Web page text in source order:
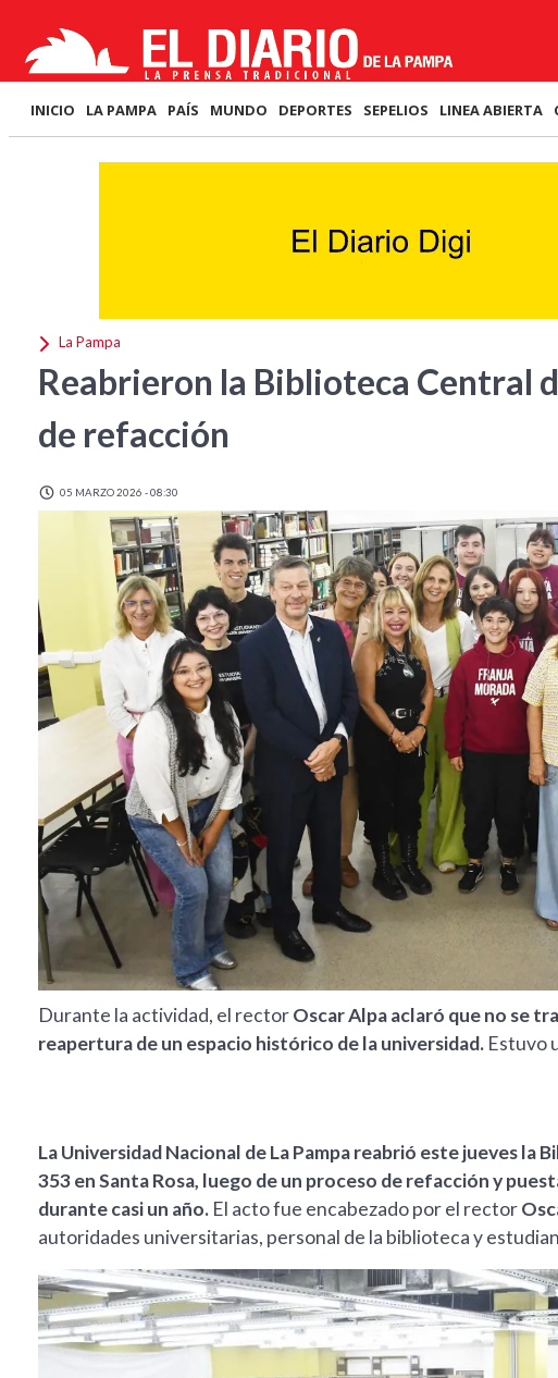
INICIO LA PAMPA PAÍS MUNDO DEPORTES SEPELIOS LINEA ABIERTA
La Pampa
Reabrieron la Biblioteca Central
de refacción
05 MARZO 2026 - 08:30
Durante la actividad, el rectorOscar Alpa aclaró que no se
reapertura de un espacio histórico de la universidad. Estuvo
La Universidad Nacional de La Pampa reabrió este jueves la
353 en Santa Rosa, luego de un proceso de refacción y
durante casi un año. El acto fue encabezado por el rector
autoridades universitarias, personal de la biblioteca y